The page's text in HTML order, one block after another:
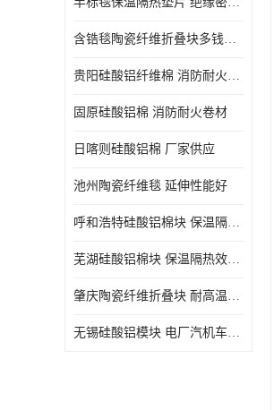
含锆毯陶瓷纤维折叠块多钱一立方 硅酸铝模块
贵阳硅酸铝纤维棉 消防耐火卷材
固原硅酸铝棉 消防耐火卷材
日喀则硅酸铝棉 厂家供应
池州陶瓷纤维毯 延伸性能好
呼和浩特硅酸铝棉块 保温隔热效果好
芜湖硅酸铝棉块 保温隔热效果好
肇庆陶瓷纤维折叠块 耐高温阻燃 抗撕裂 质地硬
无锡硅酸铝模块 电厂汽机车间设备管道保温用硅酸铝棉